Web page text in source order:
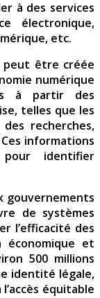
à des services
électronique,
etc.
peut être créée
numérique
à partir des
telles que les
recherches,
informations
identifier
gouvernements
de systèmes
l’efficacité des
économique et
500 millions
identité légale,
équitable